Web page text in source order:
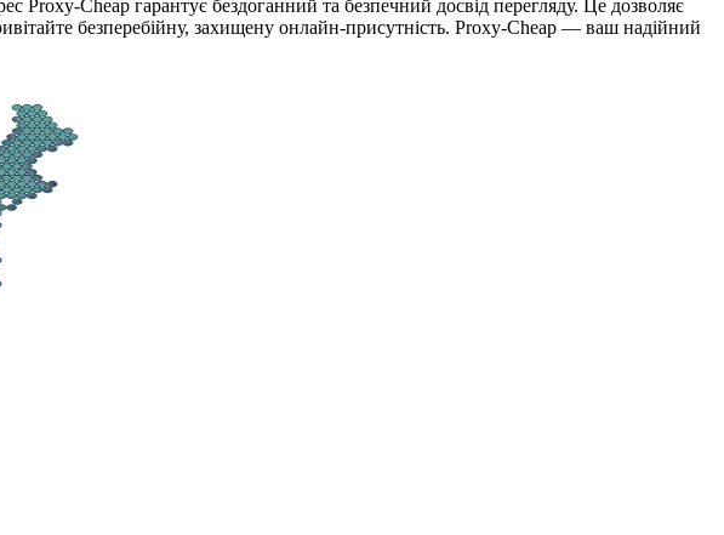
Cheap гарантує бездоганний та безпечний досвід перегляду. Це дозволяє
безперебійну, захищену онлайн-присутність. Proxy-Cheap — ваш надійний